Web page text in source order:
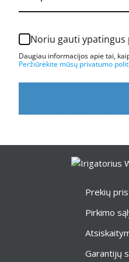
Noriu gauti ypatingus
Daugiau informacijos apie tai,
Peržiūrėkite mūsų privatumo
Prekių
Pirkimo
Garantijų